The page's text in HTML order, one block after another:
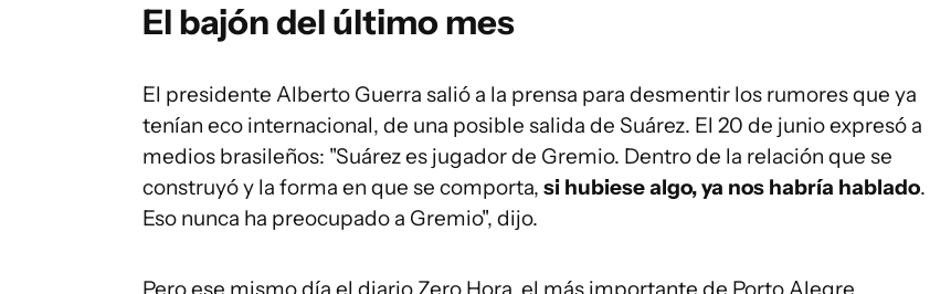
El bajón del último mes
El presidente Alberto Guerra salió a la prensa para desmentir los rumores que ya
tenían eco internacional, de una posible salida de Suárez. El 20 de junio expresó a
medios brasileños: "Suárez es jugador de Gremio. Dentro de la relación que se
construyó y la forma en que se comporta, si hubiese algo, ya nos habría hablado.
Eso nunca ha preocupado a Gremio", dijo.